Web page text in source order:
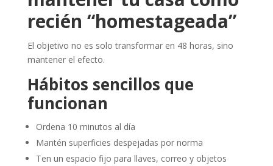
recién “homestageada”
El objetivo no es solo transformar en 48 horas, sino
mantener el efecto.
Hábitos sencillos que
funcionan
Ordena 10 minutos al día
Mantén superficies despejadas por norma
Ten un espacio fijo para llaves, correo y objetos